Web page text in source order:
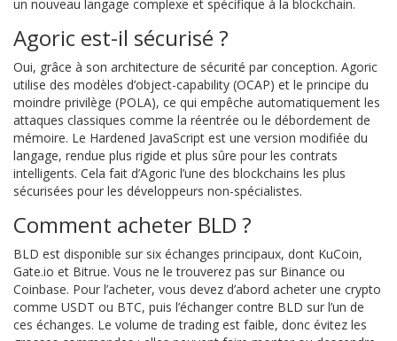
un nouveau langage complexe et spécifique à la blockchain.
Agoric est-il sécurisé ?
Oui, grâce à son architecture de sécurité par conception. Agoric
utilise des modèles d’object-capability (OCAP) et le principe du
moindre privilège (POLA), ce qui empêche automatiquement les
attaques classiques comme la réentrée ou le débordement de
mémoire. Le Hardened JavaScript est une version modifiée du
langage, rendue plus rigide et plus sûre pour les contrats
intelligents. Cela fait d’Agoric l’une des blockchains les plus
sécurisées pour les développeurs non-spécialistes.
Comment acheter BLD ?
BLD est disponible sur six échanges principaux, dont KuCoin,
Gate.io et Bitrue. Vous ne le trouverez pas sur Binance ou
Coinbase. Pour l’acheter, vous devez d’abord acheter une crypto
comme USDT ou BTC, puis l’échanger contre BLD sur l’un de
ces échanges. Le volume de trading est faible, donc évitez les